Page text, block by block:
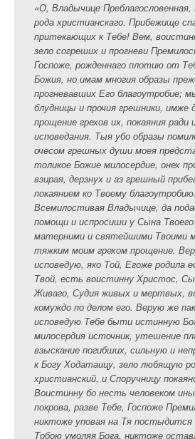
«О, Владычице
рода христианскаго. Прибежище
притекающих к Тебе! Вем,
зело согреших и прогневи
Госпоже, рожденнаго плотию от
Божия, но имам многия образы
прогневавших Его благоутробие;
блудницы и прочия грешники, имже
прощение грехов их, покаяния ради
исповедания. Тыя убо образы
очесом грешных души моея
толикое Божие милосердие, онех
взирая, дерзнух и аз грешный
покаянием ко Твоему
Всемилостивая Владычице, да
помощи и испросиши у Сына Твоего
матерними и святейшими Твоими
тяжким моим грехом прощение.
исповедую, яко Той, Егоже родила
Твой, есть воистинну Христос,
Живаго, Судия живых и мертвых,
комуждо по делом его. Верую же
исповедую Тебе быти истинную
милосердия источник, утешение
взыскание погибших, сильную и
к Богу Ходатаицу, зело любящую
христианский, и Споручницу
Воистинну бо несть человеком
покрова, разве Тебе, Госпоже
никтоже уповая на Тя постыдится
Тобою умоляя Бога, никтоже